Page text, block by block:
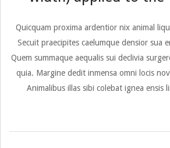
Quicquam proxima ardentior nix animal
Secuit praecipites caelumque densior sua
Quem summaque aequalis sui declivia
quia. Margine dedit inmensa omni locis
Animalibus illas sibi colebat ignea ensis